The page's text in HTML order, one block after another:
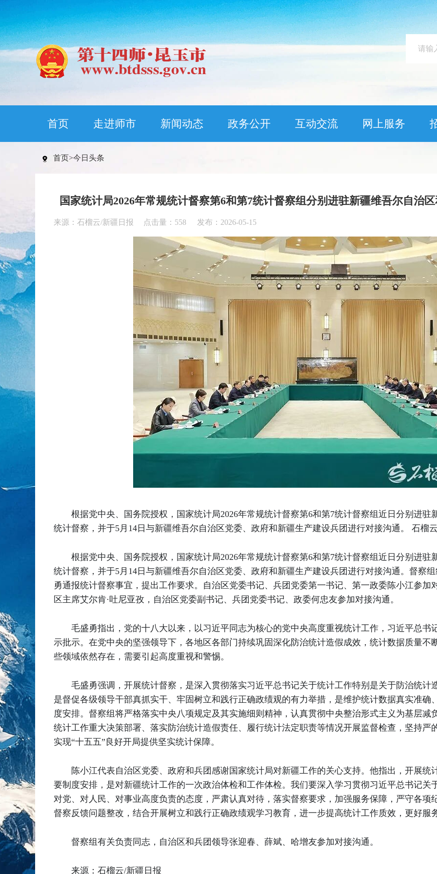
首页 走进师市 新闻动态 政务公开 互动交流 网上服务
首页>今日头条
国家统计局2026年常规统计督察第6和第7统计督察组分别进驻新疆维吾尔自治
来源：石榴云/新疆日报 点击量： 558 发布：2026-05-15
根据党中央、国务院授权，国家统计局2026年常规统计督察第6和第7统计督察组近日分别进
统计督察，并于5月14日与新疆维吾尔自治区党委、政府和新疆生产建设兵团进行对接沟通。 石榴
根据党中央、国务院授权，国家统计局2026年常规统计督察第6和第7统计督察组近日分别进
统计督察，并于5月14日与新疆维吾尔自治区党委、政府和新疆生产建设兵团进行对接沟通。督察
勇通报统计督察事宜，提出工作要求。自治区党委书记、兵团党委第一书记、第一政委陈小江参
区主席艾尔肯·吐尼亚孜，自治区党委副书记、兵团党委书记、政委何忠友参加对接沟通。
毛盛勇指出，党的十八大以来，以习近平同志为核心的党中央高度重视统计工作，习近平总书
示批示。在党中央的坚强领导下，各地区各部门持续巩固深化防治统计造假成效，统计数据质量不
些领域依然存在，需要引起高度重视和警惕。
毛盛勇强调，开展统计督察，是深入贯彻落实习近平总书记关于统计工作特别是关于防治统计
是督促各级领导干部真抓实干、牢固树立和践行正确政绩观的有力举措，是维护统计数据真实准确
度安排。督察组将严格落实中央八项规定及其实施细则精神，认真贯彻中央整治形式主义为基层
统计工作重大决策部署、落实防治统计造假责任、履行统计法定职责等情况开展监督检查，坚持严
实现“十五五”良好开局提供坚实统计保障。
陈小江代表自治区党委、政府和兵团感谢国家统计局对新疆工作的关心支持。他指出，开展
要制度安排，是对新疆统计工作的一次政治体检和工作体检。我们要深入学习贯彻习近平总书记关
对党、对人民、对事业高度负责的态度，严肃认真对待，落实督察要求，加强服务保障，严守各项
督察反馈问题整改，结合开展树立和践行正确政绩观学习教育，进一步提高统计工作质效，更好服
督察组有关负责同志，自治区和兵团领导张迎春、薛斌、哈增友参加对接沟通。
来源：石榴云/新疆日报